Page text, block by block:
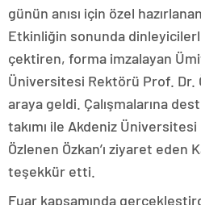
günün anısı için özel
Etkinliğin sonunda
çektiren, forma imzalayan
Üniversitesi Rektörü Prof. Dr.
araya geldi. Çalışmalarına
takımı ile Akdeniz
Özlenen Özkan’ı ziyaret eden
teşekkür etti.
Fuar kapsamında